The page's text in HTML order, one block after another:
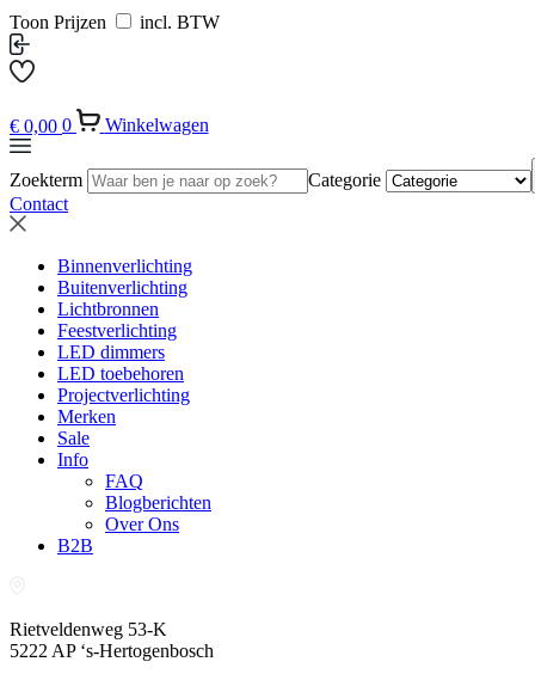
Toon Prijzen incl. BTW
€ 0,00 0 Winkelwagen
Zoekterm
Categorie
Contact
Binnenverlichting
Buitenverlichting
Lichtbronnen
Feestverlichting
LED dimmers
LED toebehoren
Projectverlichting
Merken
Sale
Info
FAQ
Blogberichten
Over Ons
B2B
Rietveldenweg 53-K
5222 AP ‘s-Hertogenbosch